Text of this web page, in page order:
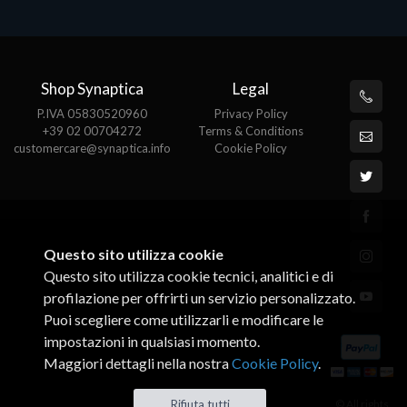
Shop Synaptica
P.IVA 05830520960
+39 02 00704272
customercare@synaptica.info
Legal
Privacy Policy
Terms & Conditions
Cookie Policy
Questo sito utilizza cookie
Questo sito utilizza cookie tecnici, analitici e di
profilazione per offrirti un servizio personalizzato.
Puoi scegliere come utilizzarli e modificare le
impostazioni in qualsiasi momento.
Maggiori dettagli nella nostraCookie Policy.